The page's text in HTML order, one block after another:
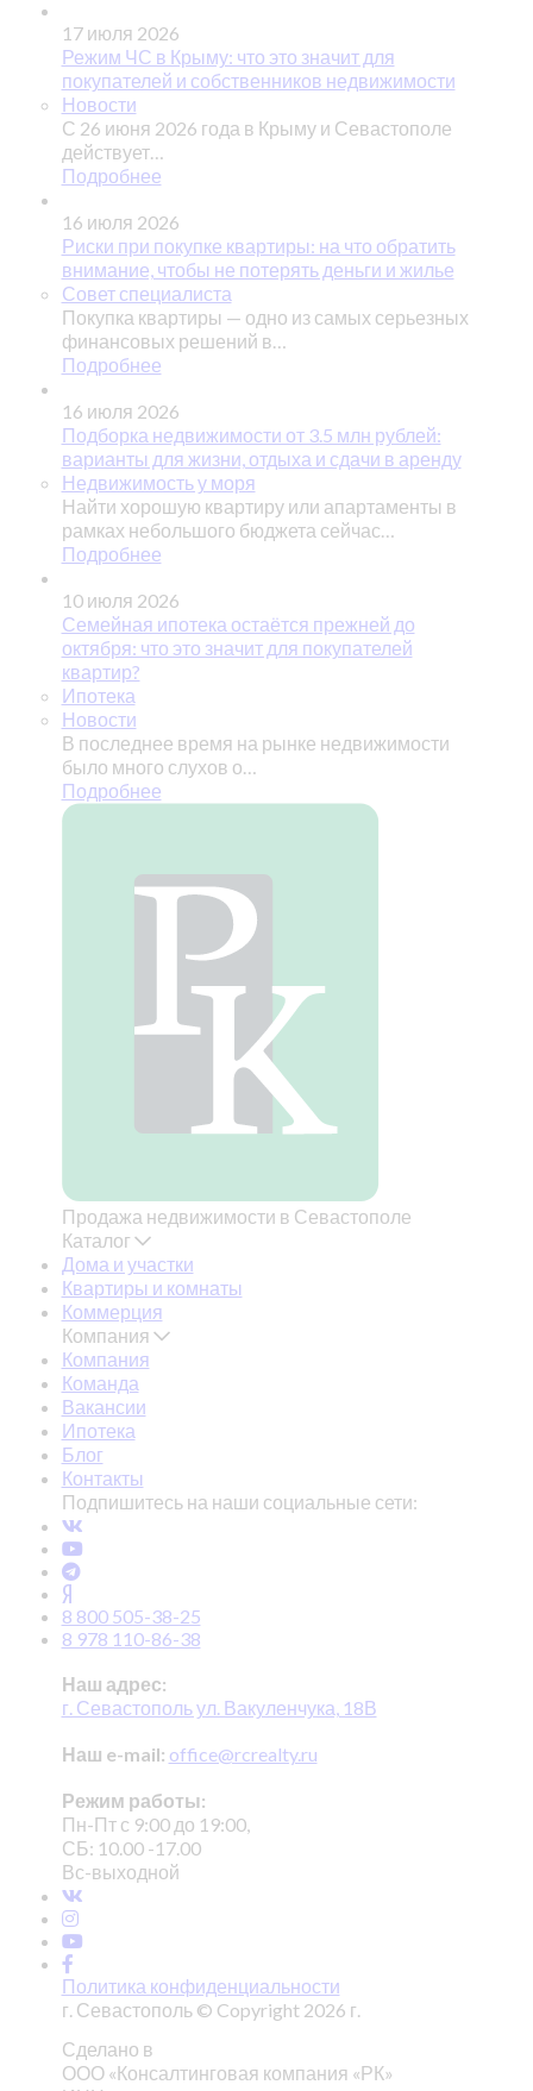
17 июля 2026
Режим ЧС в Крыму: что это значит для
покупателей и собственников недвижимости
Новости
С 26 июня 2026 года в Крыму и Севастополе
действует…
Подробнее
16 июля 2026
Риски при покупке квартиры: на что обратить
внимание, чтобы не потерять деньги и жилье
Совет специалиста
Покупка квартиры — одно из самых серьезных
финансовых решений в…
Подробнее
16 июля 2026
Подборка недвижимости от 3.5 млн рублей:
варианты для жизни, отдыха и сдачи в аренду
Недвижимость у моря
Найти хорошую квартиру или апартаменты в
рамках небольшого бюджета сейчас…
Подробнее
10 июля 2026
Семейная ипотека остаётся прежней до
октября: что это значит для покупателей
квартир?
Ипотека
Новости
В последнее время на рынке недвижимости
было много слухов о…
Подробнее
Продажа недвижимости в Севастополе
Каталог
Дома и участки
Квартиры и комнаты
Коммерция
Компания
Компания
Команда
Вакансии
Ипотека
Блог
Контакты
Подпишитесь на наши социальные сети:
8 800 505-38-25
8 978 110-86-38
Наш адрес:
г. Севастополь ул. Вакуленчука, 18В
Наш e-mail: office@rcrealty.ru
Режим работы:
Пн-Пт с 9:00 до 19:00,
СБ: 10.00 -17.00
Вс-выходной
Политика конфиденциальности
г. Севастополь © Copyright 2026 г.
Сделано в
ООО «Консалтинговая компания «РК»